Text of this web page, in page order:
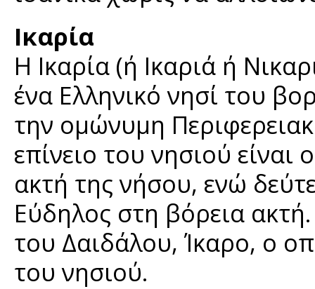
Ικαρία
Η Ικαρία (ή Ικαριά ή
ένα Ελληνικό νησί του
την ομώνυμη
επίνειο του νησιού
ακτή της νήσου, ενώ
Εύδηλος στη βόρεια
του Δαιδάλου, Ίκαρο, ο
του νησιού.